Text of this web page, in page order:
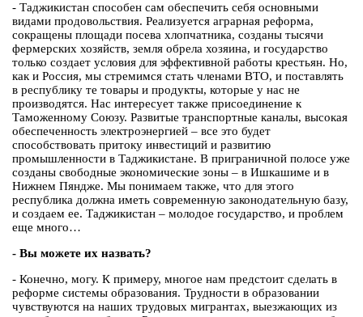
- Таджикистан способен сам обеспечить себя основными
видами продовольствия. Реализуется аграрная реформа,
сокращены площади посева хлопчатника, созданы тысячи
фермерских хозяйств, земля обрела хозяина, и государство
только создает условия для эффективной работы крестьян. Но,
как и Россия, мы стремимся стать членами ВТО, и поставлять
в республику те товары и продукты, которые у нас не
производятся. Нас интересует также присоединение к
Таможенному Союзу. Развитые транспортные каналы, высокая
обеспеченность электроэнергией – все это будет
способствовать притоку инвестиций и развитию
промышленности в Таджикистане. В приграничной полосе уже
созданы свободные экономические зоны – в Ишкашиме и в
Нижнем Пяндже. Мы понимаем также, что для этого
республика должна иметь современную законодательную базу,
и создаем ее. Таджикистан – молодое государство, и проблем
еще много…
- Вы можете их назвать?
- Конечно, могу. К примеру, многое нам предстоит сделать в
реформе системы образования. Трудности в образовании
чувствуются на наших трудовых мигрантах, выезжающих из